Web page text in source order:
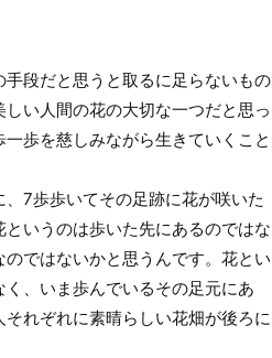
段だと思うと取るに足らないもの
い人間の花の大切な一つだと思っ
歩を慈しみながら生きていくこと
7歩歩いてその足跡に花が咲いた
いうのは歩いた先にあるのではな
ではないかと思うんです。花とい
、いま歩んでいるその足元にあ
れぞれに素晴らしい花畑が後ろに